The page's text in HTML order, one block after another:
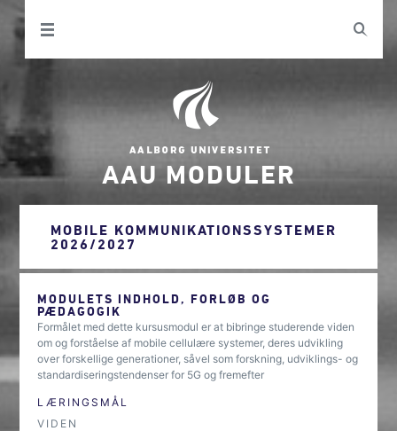
AAU MODULER
MOBILE KOMMUNIKATIONSSYSTEMER
2026/2027
MODULETS INDHOLD, FORLØB OG
PÆDAGOGIK
Formålet med dette kursusmodul er at bibringe studerende viden
om og forståelse af mobile cellulære systemer, deres udvikling
over forskellige generationer, såvel som forskning, udviklings- og
standardiseringstendenser for 5G og fremefter
LÆRINGSMÅL
VIDEN